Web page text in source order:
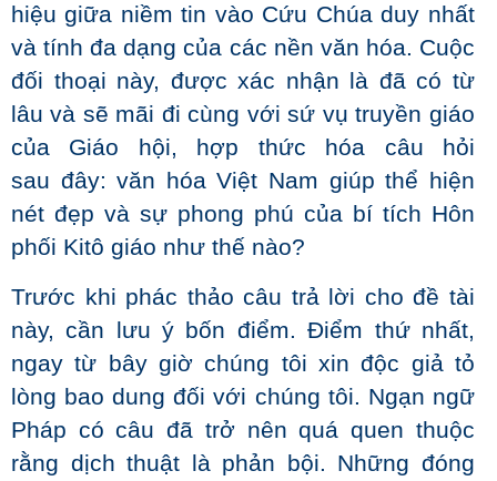
hiệu giữa niềm tin vào Cứu Chúa duy nhất
và tính đa dạng của các nền văn hóa. Cuộc
đối thoại này, được xác nhận là đã có từ
lâu và sẽ mãi đi cùng với sứ vụ truyền giáo
của Giáo hội, hợp thức hóa câu hỏi
sau đây: văn hóa Việt Nam giúp thể hiện
nét đẹp và sự phong phú của bí tích Hôn
phối Kitô giáo như thế nào?
Trước khi phác thảo câu trả lời cho đề tài
này, cần lưu ý bốn điểm. Điểm thứ nhất,
ngay từ bây giờ chúng tôi xin độc giả tỏ
lòng bao dung đối với chúng tôi. Ngạn ngữ
Pháp có câu đã trở nên quá quen thuộc
rằng dịch thuật là phản bội. Những đóng